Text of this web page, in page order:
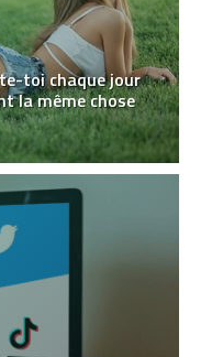
toi chaque jour
la même chose